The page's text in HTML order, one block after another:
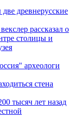
древнерусские
рассказал о
столицы и
археологи
стена
тысяч лет назад